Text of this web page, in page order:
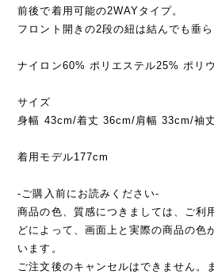
前後で着用可能の2WAYタイプ。
フロント開きの2段の紐は結んでも垂ら
ナイロン60% ポリエステル25% ポリ
サイズ
身幅 43cm/着丈 36cm/肩幅 33cm/袖
着用モデル177cm
-ご購入前にお読みください-
商品の色、質感につきましては、ご利
どによって、画面上と実際の商品の色
います。
ご注文後のキャンセルはできません。